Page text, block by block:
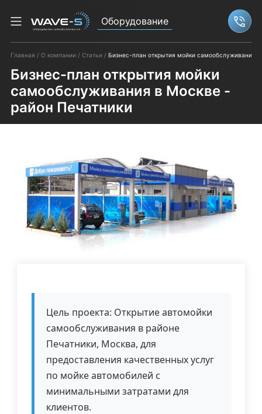
Оборудование
Главная О компании Статьи Бизнес-план открытия мойки самообслуживания
Бизнес-план открытия мойки
самообслуживания в Москве -
район Печатники
Цель проекта: Открытие автомойки
самообслуживания в районе
Печатники, Москва, для
предоставления качественных услуг
по мойке автомобилей с
минимальными затратами для
клиентов.